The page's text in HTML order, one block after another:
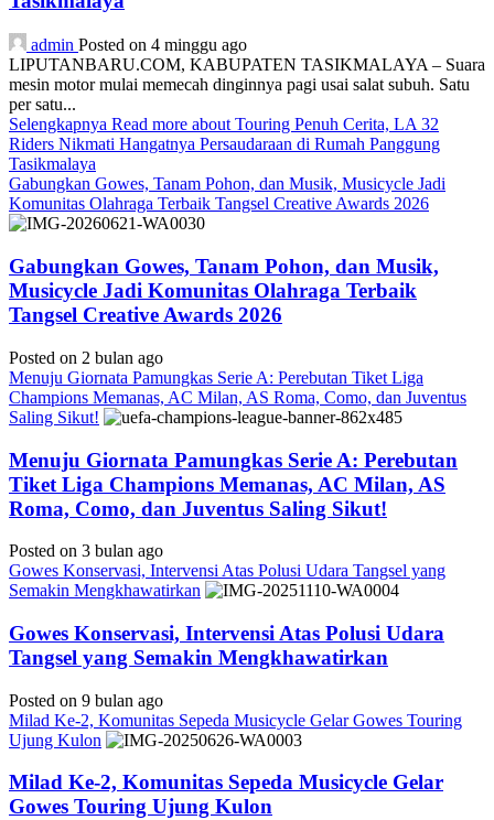
admin Posted on 4 minggu ago
LIPUTANBARU.COM, KABUPATEN TASIKMALAYA – Suara
mesin motor mulai memecah dinginnya pagi usai salat subuh. Satu
per satu...
Selengkapnya Read more about Touring Penuh Cerita, LA 32
Riders Nikmati Hangatnya Persaudaraan di Rumah Panggung
Tasikmalaya
Gabungkan Gowes, Tanam Pohon, dan Musik, Musicycle Jadi
Komunitas Olahraga Terbaik Tangsel Creative Awards 2026
Gabungkan Gowes, Tanam Pohon, dan Musik,
Musicycle Jadi Komunitas Olahraga Terbaik
Tangsel Creative Awards 2026
Posted on 2 bulan ago
Menuju Giornata Pamungkas Serie A: Perebutan Tiket Liga
Champions Memanas, AC Milan, AS Roma, Como, dan Juventus
Saling Sikut!
Menuju Giornata Pamungkas Serie A: Perebutan
Tiket Liga Champions Memanas, AC Milan, AS
Roma, Como, dan Juventus Saling Sikut!
Posted on 3 bulan ago
Gowes Konservasi, Intervensi Atas Polusi Udara Tangsel yang
Semakin Mengkhawatirkan
Gowes Konservasi, Intervensi Atas Polusi Udara
Tangsel yang Semakin Mengkhawatirkan
Posted on 9 bulan ago
Milad Ke-2, Komunitas Sepeda Musicycle Gelar Gowes Touring
Ujung Kulon
Milad Ke-2, Komunitas Sepeda Musicycle Gelar
Gowes Touring Ujung Kulon